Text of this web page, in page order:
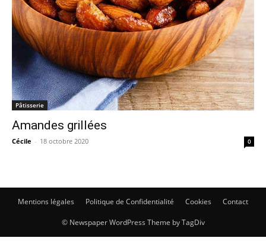
Pâtisserie
Amandes grillées
Cécile - 18 octobre 2020 0
Mentions légales Politique de Confidentialité Cookies Contact
© Newspaper WordPress Theme by TagDiv